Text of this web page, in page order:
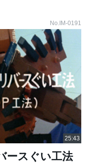
No.IM-0191
ースぐい工法